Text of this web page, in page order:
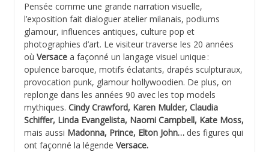
Pensée comme une grande narration visuelle,
l’exposition fait dialoguer atelier milanais, podiums
glamour, influences antiques, culture pop et
photographies d’art. Le visiteur traverse les 20 années
où Versace a façonné un langage visuel unique :
opulence baroque, motifs éclatants, drapés sculpturaux,
provocation punk, glamour hollywoodien. De plus, on
replonge dans les années 90 avec les top models
mythiques. Cindy Crawford, Karen Mulder, Claudia
Schiffer, Linda Evangelista, Naomi Campbell, Kate Moss,
mais aussi Madonna, Prince, Elton John… des figures qui
ont façonné la légende Versace.